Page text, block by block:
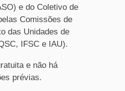
e do Coletivo de
Comissões de
das Unidades de
IFSC e IAU).
e não há
prévias.